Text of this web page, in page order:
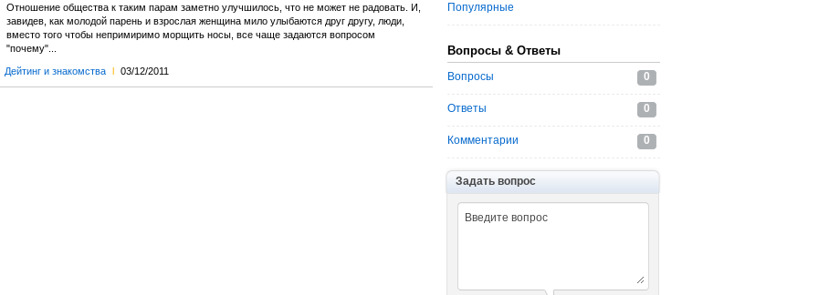
Отношение общества к таким парам заметно улучшилось, что не может не радовать. И,
завидев, как молодой парень и взрослая женщина мило улыбаются друг другу, люди,
вместо того чтобы непримиримо морщить носы, все чаще задаются вопросом
"почему"...
Дейтинг и знакомства l 03/12/2011
Популярные
Вопросы & Ответы
Вопросы 0
Ответы 0
Комментарии 0
Задать вопрос